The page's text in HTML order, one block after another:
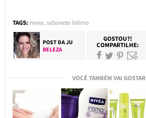
TAGS: nivea,sabonete íntimo
POST DAJU
BELEZA
GOSTOU?!
COMPARTILHE:
VOCÊ TAMBÉM VAI GOSTAR